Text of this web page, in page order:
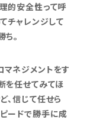
的安全性って呼
チャレンジして
。
ネジメントをす
を任せてみてほ
、信じて任せら
ードで勝手に成